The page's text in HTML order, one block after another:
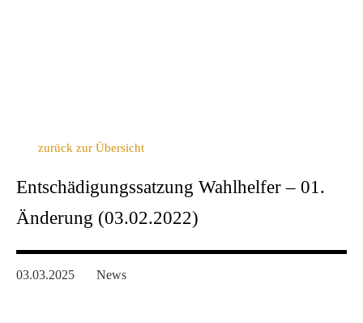
zurück zur Übersicht
Entschädigungssatzung Wahlhelfer – 01.
Änderung (03.02.2022)
03.03.2025 News